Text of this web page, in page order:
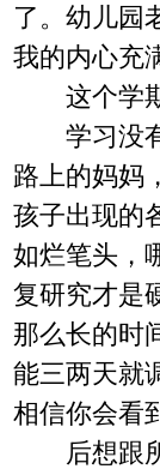
了。幼儿园
我的内心充
这个学期
学习没有
路上的妈妈
孩子出现的
如烂笔头，
复研究才是
那么长的时
能三两天就
相信你会看
后想跟所